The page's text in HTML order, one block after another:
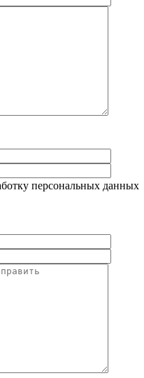
персональных данных